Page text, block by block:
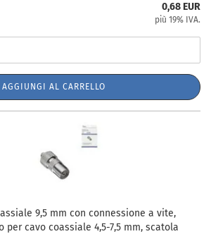
0,68 EUR
più 19% IVA.
AGGIUNGI AL CARRELLO
9,5 mm con connessione a vite,
cavo coassiale 4,5-7,5 mm, scatola